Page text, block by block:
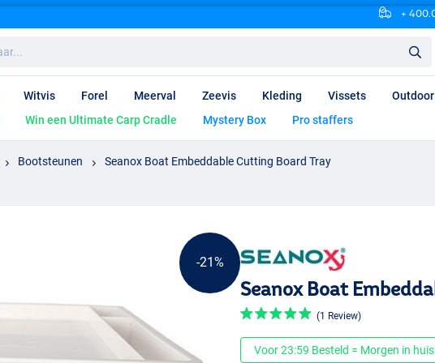
+
Witvis Forel Meerval Zeevis Kleding Vissets Outdoor
Win een Ultimate Carp Cradle Mystery Box Pro staffers
Bootsteunen
Seanox Boat Embeddable Cutting Board Tray
-21%
Seanox Boat
(1 Review)
Voor 23:59 Besteld = Morgen in